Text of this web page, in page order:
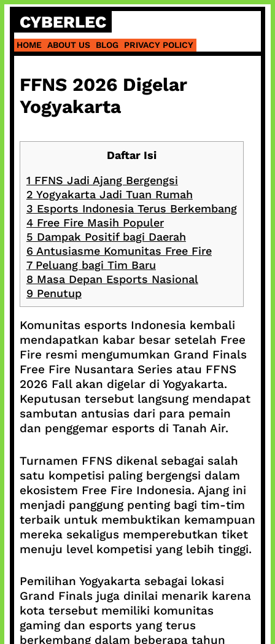
Skip
content
CYBERLEC
HOME ABOUT US BLOG PRIVACY POLICY
FFNS 2026 Digelar
Yogyakarta
Daftar Isi
1 FFNS Jadi Ajang Bergengsi
2 Yogyakarta Jadi Tuan Rumah
3 Esports Indonesia Terus Berkembang
4Free Fire Masih Populer
5 Dampak Positif bagi Daerah
6 Antusiasme Komunitas Free Fire
7Peluang bagi Tim Baru
8 Masa Depan Esports Nasional
9 Penutup
Komunitas esports Indonesia kembali
mendapatkan kabar besar setelah Free
Fire resmi mengumumkan Grand Finals
Free Fire Nusantara Series atau FFNS
2026 Fall akan digelar di Yogyakarta.
Keputusan tersebut langsung mendapat
sambutan antusias dari para pemain
dan penggemar esports di Tanah Air.
Turnamen FFNS dikenal sebagai salah
satu kompetisi paling bergengsi dalam
ekosistem Free Fire Indonesia. Ajang ini
menjadi panggung penting bagi tim-tim
terbaik untuk membuktikan kemampuan
mereka sekaligus memperebutkan tiket
menuju level kompetisi yang lebih tinggi.
Pemilihan Yogyakarta sebagai lokasi
Grand Finals juga dinilai menarik karena
kota tersebut memiliki komunitas
gaming dan esports yang terus
berkembang dalam beberapa tahun